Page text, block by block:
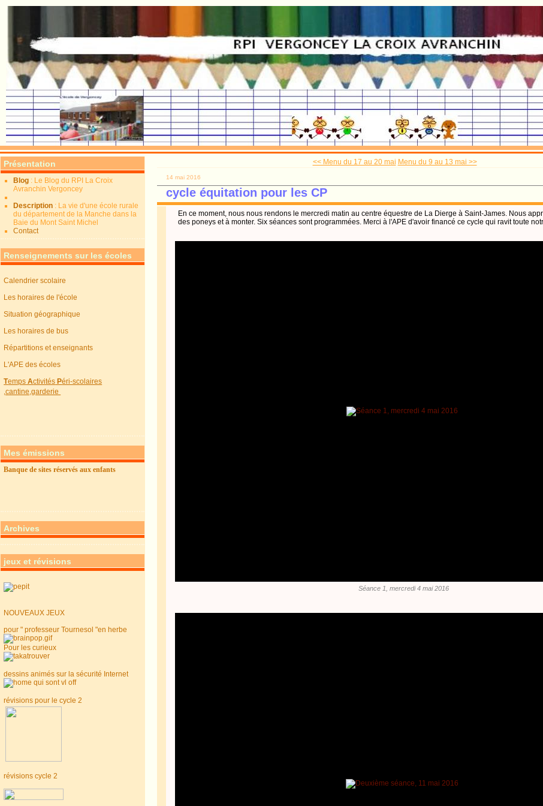
Présentation
Blog : Le Blog du RPI La Croix
Avranchin Vergoncey
Description : La vie d'une école rurale
du département de la Manche dans la
Baie du Mont Saint Michel
Contact
Renseignements sur les écoles
Calendrier scolaire
Les horaires de l'école
Situation géographique
Les horaires de bus
Répartitions et enseignants
L'APE des écoles
Temps Activités Péri-scolaires
,cantine,garderie
Mes émissions
Banque de sites réservés aux enfants
Archives
jeux et révisions
NOUVEAUX JEUX
pour " professeur Tournesol "en herbe
Pour les curieux
dessins animés sur la sécurité Internet
révisions pour le cycle 2
révisions cycle 2
<< Menu du 17 au 20 mai Menu du 9 au 13 mai >>
14 mai 2016
cycle équitation pour les CP
En ce moment, nous nous rendons le mercredi matin au centre équestre de La Dierge à Saint-James. Nous
des poneys et à monter. Six séances sont programmées. Merci à l'APE d'avoir financé ce cycle qui ravit toute
Séance 1, mercredi 4 mai 2016